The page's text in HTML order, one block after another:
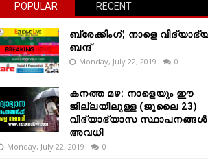
POPULAR RECENT
ബ്രേക്കിംഗ്; നാളെ
ബന്ദ്
Monday, July 22, 2019 0
കനത്ത മഴ: നാളെയും ഈ
ജില്ലയിലുള്ള (ജൂലൈ 23)
വിദ്യാഭ്യാസ
അവധി
Monday, July 22, 2019 0